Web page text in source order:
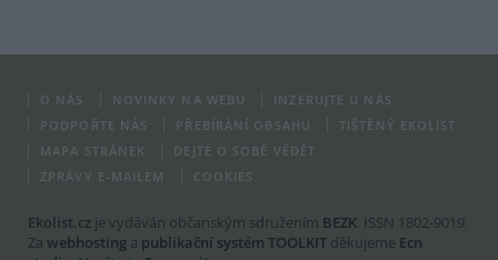
O NÁS NOVINKY NA WEBU
INZERUJTE U NÁS
PODPOŘTE NÁS
PŘEBÍRÁNÍ OBSAHU
TIŠTĚNÝ EKOLIST
MAPA STRÁNEK
DEJTE O SOBĚ VĚDĚT
ZPRÁVY E-MAILEM
COOKIES
Ekolist.cz je vydáván občanským sdružením BEZK . ISSN 1802-9019.
Za webhosting a publikační systém TOOLKIT děkujeme Ecn